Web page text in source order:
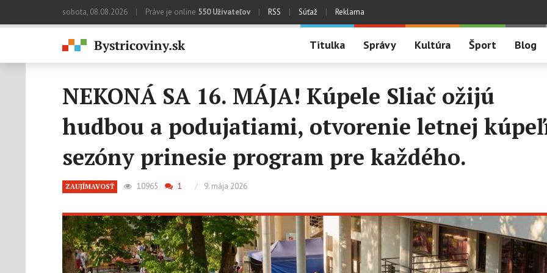
sobota, 08.08.2026 | Práve je online 550 Užívateľov | RSS | Súťaž | Reklama
Titulka Správy Kultúra Šport Blog
NEKONÁ SA 16. MÁJA! Kúpele Sliač ožijú
hudbou a podujatiami, otvorenie letnej
sezóny prinesie program pre každého.
ZAUJÍMAVOSŤ 10965 1 / 9. mája 2026